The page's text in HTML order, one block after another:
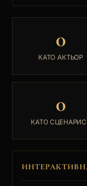
0
КАТО АКТЬОР
0
КАТО